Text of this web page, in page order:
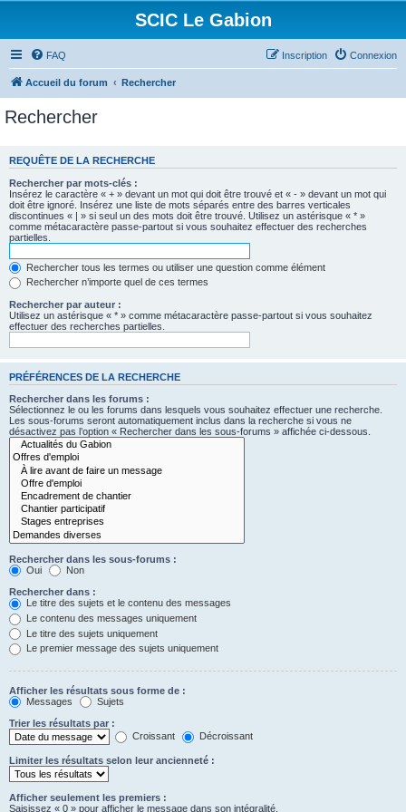
SCIC Le Gabion
FAQ Connexion
Inscription
Accueil du forum Rechercher
Rechercher
REQUÊTE DE LA RECHERCHE
Rechercher par mots-clés :
Insérez le caractère « + » devant un mot qui doit être trouvé et « - » devant un mot qui
doit être ignoré. Insérez une liste de mots séparés entre des barres verticales
discontinues « | » si seul un des mots doit être trouvé. Utilisez un astérisque « * »
comme métacaractère passe-partout si vous souhaitez effectuer des recherches
partielles.
Rechercher tous les termes ou utiliser une question comme élément
Rechercher n’importe quel de ces termes
Rechercher par auteur :
Utilisez un astérisque « * » comme métacaractère passe-partout si vous souhaitez
effectuer des recherches partielles.
PRÉFÉRENCES DE LA RECHERCHE
Rechercher dans les forums :
Sélectionnez le ou les forums dans lesquels vous souhaitez effectuer une recherche.
Les sous-forums seront automatiquement inclus dans la recherche si vous ne
désactivez pas l’option « Rechercher dans les sous-forums » affichée ci-dessous.
Rechercher dans les sous-forums :
Oui
Non
Rechercher dans :
Le titre des sujets et le contenu des messages
Le contenu des messages uniquement
Le titre des sujets uniquement
Le premier message des sujets uniquement
Afficher les résultats sous forme de :
Messages
Sujets
Trier les résultats par :
Croissant
Décroissant
Limiter les résultats selon leur ancienneté :
Afficher seulement les premiers :
Saisissez « 0 » pour afficher le message dans son intégralité.